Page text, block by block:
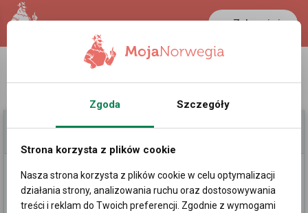
Zaloguj się
LANCASTER
38.8 °C 0.3875 PLN
Moje Ogłoszenia Pomoc
Dodaj
Zgoda Szczegóły
Strona korzysta z plików cookie
Nasza strona korzysta z plików cookie w celu optymalizacji
działania strony, analizowania ruchu oraz dostosowywania
treści i reklam do Twoich preferencji. Zgodnie z wymogami